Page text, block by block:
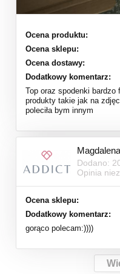
Ocena produktu:
Ocena sklepu:
Ocena dostawy:
Dodatkowy komentarz:
Top oraz spodenki bardzo
produkty takie jak na
poleciła bym innym
Magdalena
Dodano:
Opinia
Ocena sklepu:
Dodatkowy komentarz:
gorąco polecam:))))